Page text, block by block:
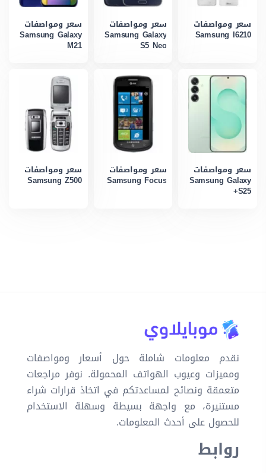
سعر ومواصفات
Samsung I6210
سعر ومواصفات
Samsung Galaxy
S5 Neo
سعر ومواصفات
Samsung Galaxy
M21
سعر ومواصفات
Samsung Galaxy
S25+
سعر ومواصفات
Samsung Focus
سعر ومواصفات
Samsung Z500
نقدم معلومات شاملة حول أسعار ومواصفات
ومميزات وعيوب الهواتف المحمولة. نوفر مراجعات
متعمقة ونصائح لمساعدتكم في اتخاذ قرارات شراء
مستنيرة، مع واجهة بسيطة وسهلة الاستخدام
للحصول على أحدث المعلومات.
روابط